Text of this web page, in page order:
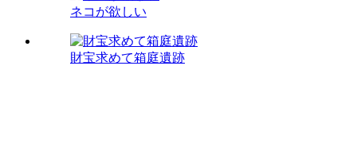
ネコが欲しい
財宝求めて箱庭遺跡